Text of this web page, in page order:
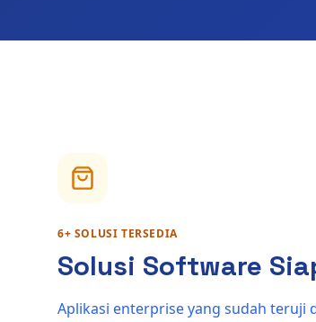
6+ SOLUSI TERSEDIA
Solusi Software
Aplikasi enterprise yang sudah teruji